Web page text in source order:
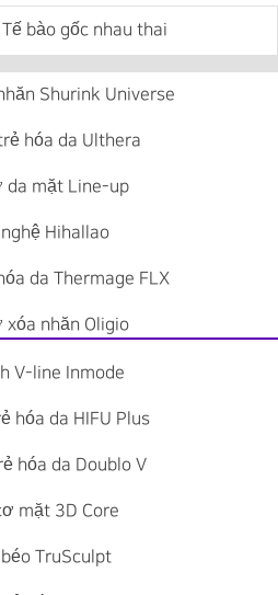
bào gốc nhau thai
Shurink Universe
hóa da Ulthera
da mặt Line-up
Hihallao
da Thermage FLX
xóa nhăn Oligio
V-line Inmode
hóa da HIFU Plus
hóa da Doublo V
mặt 3D Core
TruSculpt